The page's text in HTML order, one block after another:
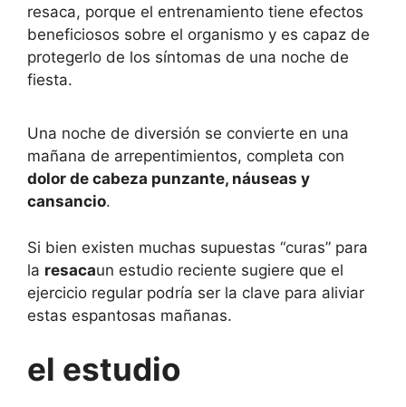
resaca, porque el entrenamiento tiene efectos
beneficiosos sobre el organismo y es capaz de
protegerlo de los síntomas de una noche de
fiesta.
Una noche de diversión se convierte en una
mañana de arrepentimientos, completa con
dolor de cabeza punzante, náuseas y
cansancio.
Si bien existen muchas supuestas “curas” para
la resacaun estudio reciente sugiere que el
ejercicio regular podría ser la clave para aliviar
estas espantosas mañanas.
el estudio